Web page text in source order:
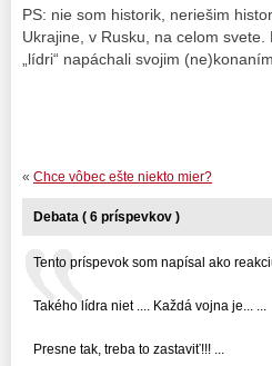
PS: nie som historik, neriešim
Ukrajine, v Rusku, na celom
„lídri“ napáchali svojim (ne)konaním.
« Chce vôbec ešte niekto mier?
Debata ( 6 príspevkov )
Tento príspevok som napísal ako
Takého lídra niet .... Každá vojna je... ...
Presne tak, treba to zastaviť!!! ...